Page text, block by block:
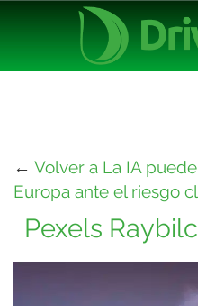
← Volver a La IA
Europa ante el riesgo
Pexels